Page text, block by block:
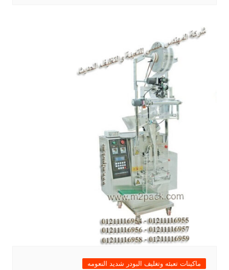
ماكينات تعبئه وتغليف البودر شديد النعومه